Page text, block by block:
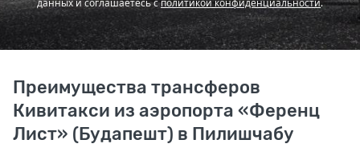
данных и соглашаетесь сполитикой конфиденциальности.
Преимущества трансферов
Кивитакси из аэропорта «Ференц
Лист» (Будапешт) в Пилишчабу